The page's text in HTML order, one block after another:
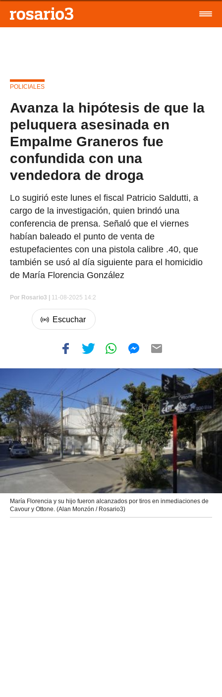
POLICIALES
Avanza la hipótesis de que la
peluquera asesinada en
Empalme Graneros fue
confundida con una
vendedora de droga
Lo sugirió este lunes el fiscal Patricio Saldutti, a
cargo de la investigación, quien brindó una
conferencia de prensa. Señaló que el viernes
habían baleado el punto de venta de
estupefacientes con una pistola calibre .40, que
también se usó al día siguiente para el homicidio
de María Florencia González
Por Rosario3 | 11-08-2025 14:2
María Florencia y su hijo fueron alcanzados por tiros en inmediaciones de
Cavour y Ottone. (Alan Monzón / Rosario3)